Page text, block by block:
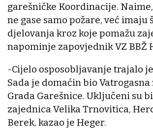
garešničke Koordinacije.
ne gase samo požare, već imaju
djelovanja kroz koje pomažu
napominje zapovjednik VZ BBŽ
-Cijelo osposobljavanje trajalo
Sada je domaćin bio
Grada Garešnice. Uključeni su
zajednica Velika Trnovitica,
Berek, kazao je Heger.